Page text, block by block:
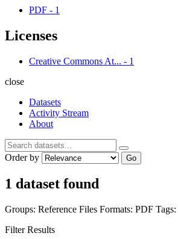
PDF - 1
Licenses
Creative Commons At... - 1
close
Datasets
Activity Stream
About
Order by Go
1 dataset found
Groups: Reference Files Formats: PDF Tags:
Filter Results